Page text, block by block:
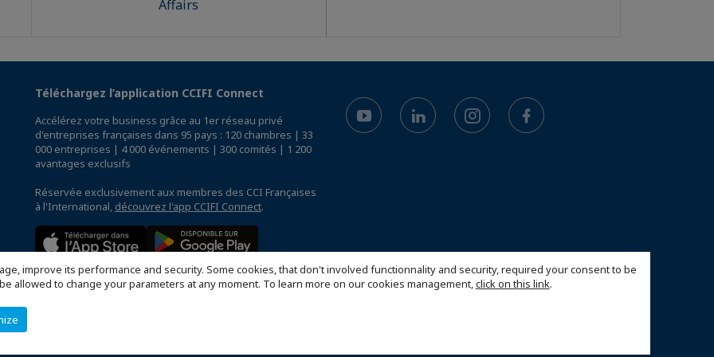
improve its performance and security. Some cookies, that don't involved functionnality and security, required your consent to be
allowed to change your parameters at any moment. To learn more on our cookies management,click on this link.
Affairs
Téléchargez l’application CCIFI Connect
Accélérez votre business grâce au 1er réseau privé
d'entreprises françaises dans 95 pays : 120 chambres | 33
000 entreprises | 4 000 événements | 300 comités | 1 200
avantages exclusifs
Réservée exclusivement aux membres des CCI Françaises
à l'International, découvrez l'app CCIFI Connect.